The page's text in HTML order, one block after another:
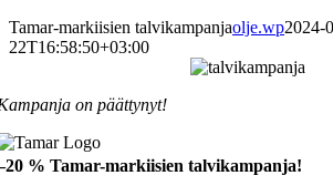
Tamar-markiisien talvikampanjaolje.wp2024-
22T16:58:50+03:00
on päättynyt!
% Tamar-markiisien talvikampanja!